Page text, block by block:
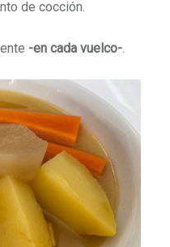
de cocción.
-en cada vuelco-.